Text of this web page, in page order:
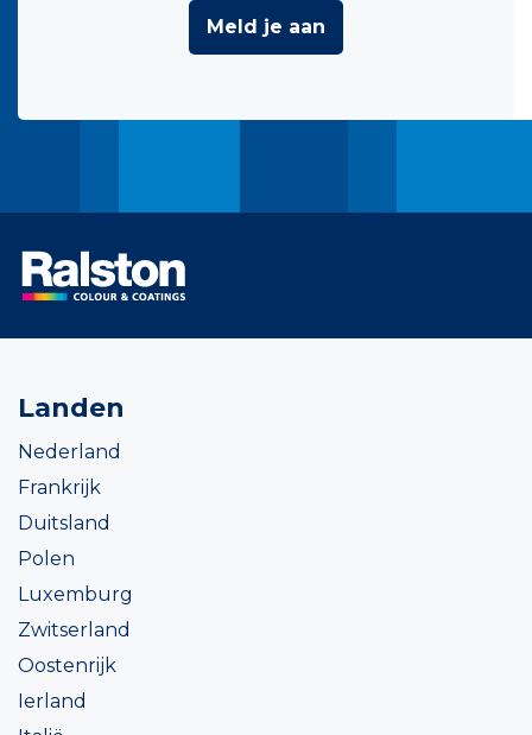
Meld je aan
Landen
Nederland
Frankrijk
Duitsland
Polen
Luxemburg
Zwitserland
Oostenrijk
Ierland